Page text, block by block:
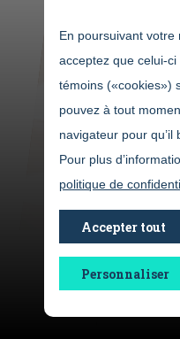
En poursuivant votre
acceptez que celui-
témoins («cookies»)
pouvez à tout
navigateur pour qu’il
Pour plus
politique de
Accepter tout
Personnaliser